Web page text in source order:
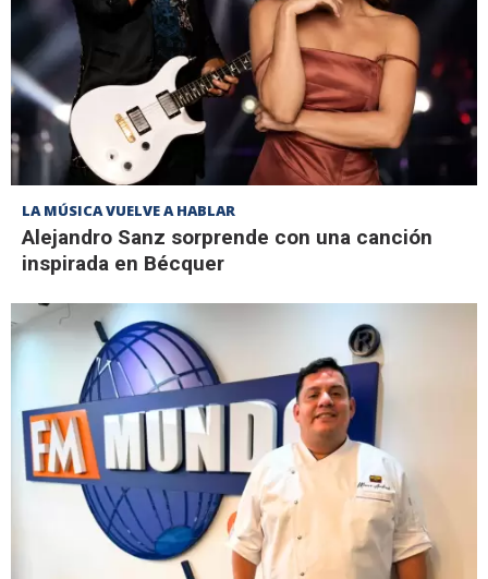
LA MÚSICA VUELVE A HABLAR
Alejandro Sanz sorprende con una canción
inspirada en Bécquer